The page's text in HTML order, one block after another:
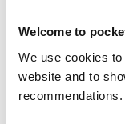
Welcome to
We use cookies
website and to
recommendations.